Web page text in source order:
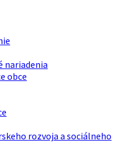
nariadenia
obce
rozvoja a sociálneho